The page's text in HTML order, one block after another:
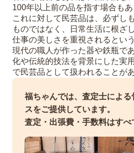
100年以上前の品を指す場合もあ
これに対して民芸品は、必ずし
ものではなく、日常生活に根ざ
仕事の美しさを重視されるとい
現代の職人が作った器や鉄瓶で
化や伝統的技法を背景にした実
で民芸品として扱われることが
福ちゃんでは、査定士によ
スをご提供しています。
査定・出張費・手数料はすべ